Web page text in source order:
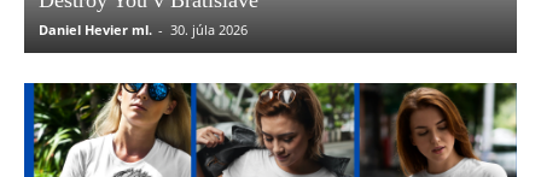
Daniel Hevier ml. - 30. júla 2026